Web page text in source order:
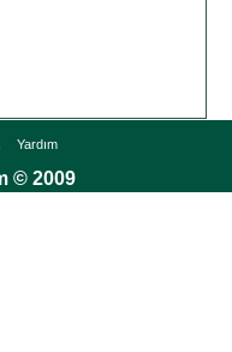
Yardım
© 2009